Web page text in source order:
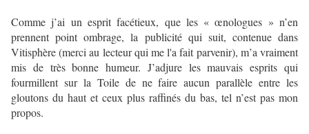
Comme j’ai un esprit facétieux, que les « œnologues » n’en
prennent point ombrage, la publicité qui suit, contenue dans
Vitisphère (merci au lecteur qui me l'a fait parvenir), m’a vraiment
mis de très bonne humeur. J’adjure les mauvais esprits qui
fourmillent sur la Toile de ne faire aucun parallèle entre les
gloutons du haut et ceux plus raffinés du bas, tel n’est pas mon
propos.